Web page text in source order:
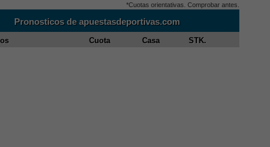
*Cuotas orientativas. Comprobar antes.
Pronosticos de apuestasdeportivas.com
Cuota Casa STK.